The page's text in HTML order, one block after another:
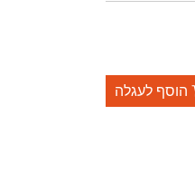
הוסף לעגלה